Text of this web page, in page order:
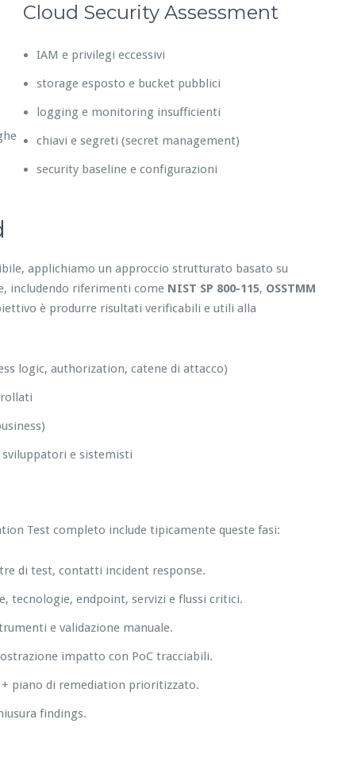
Cloud Security Assessment
IAM e privilegi eccessivi
storage esposto e bucket pubblici
logging e monitoring insufficienti
chiavi e segreti (secret management)
security baseline e configurazioni
applichiamo un approccio strutturato basato su
includendo riferimenti come NIST SP 800-115, OSSTMM
è produrre risultati verificabili e utili alla
logic, authorization, catene di attacco)
e sistemisti
Test completo include tipicamente queste fasi:
di test, contatti incident response.
tecnologie, endpoint, servizi e flussi critici.
e validazione manuale.
impatto con PoC tracciabili.
piano di remediation prioritizzato.
findings.